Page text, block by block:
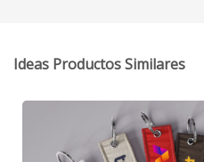
Ideas Productos Similares